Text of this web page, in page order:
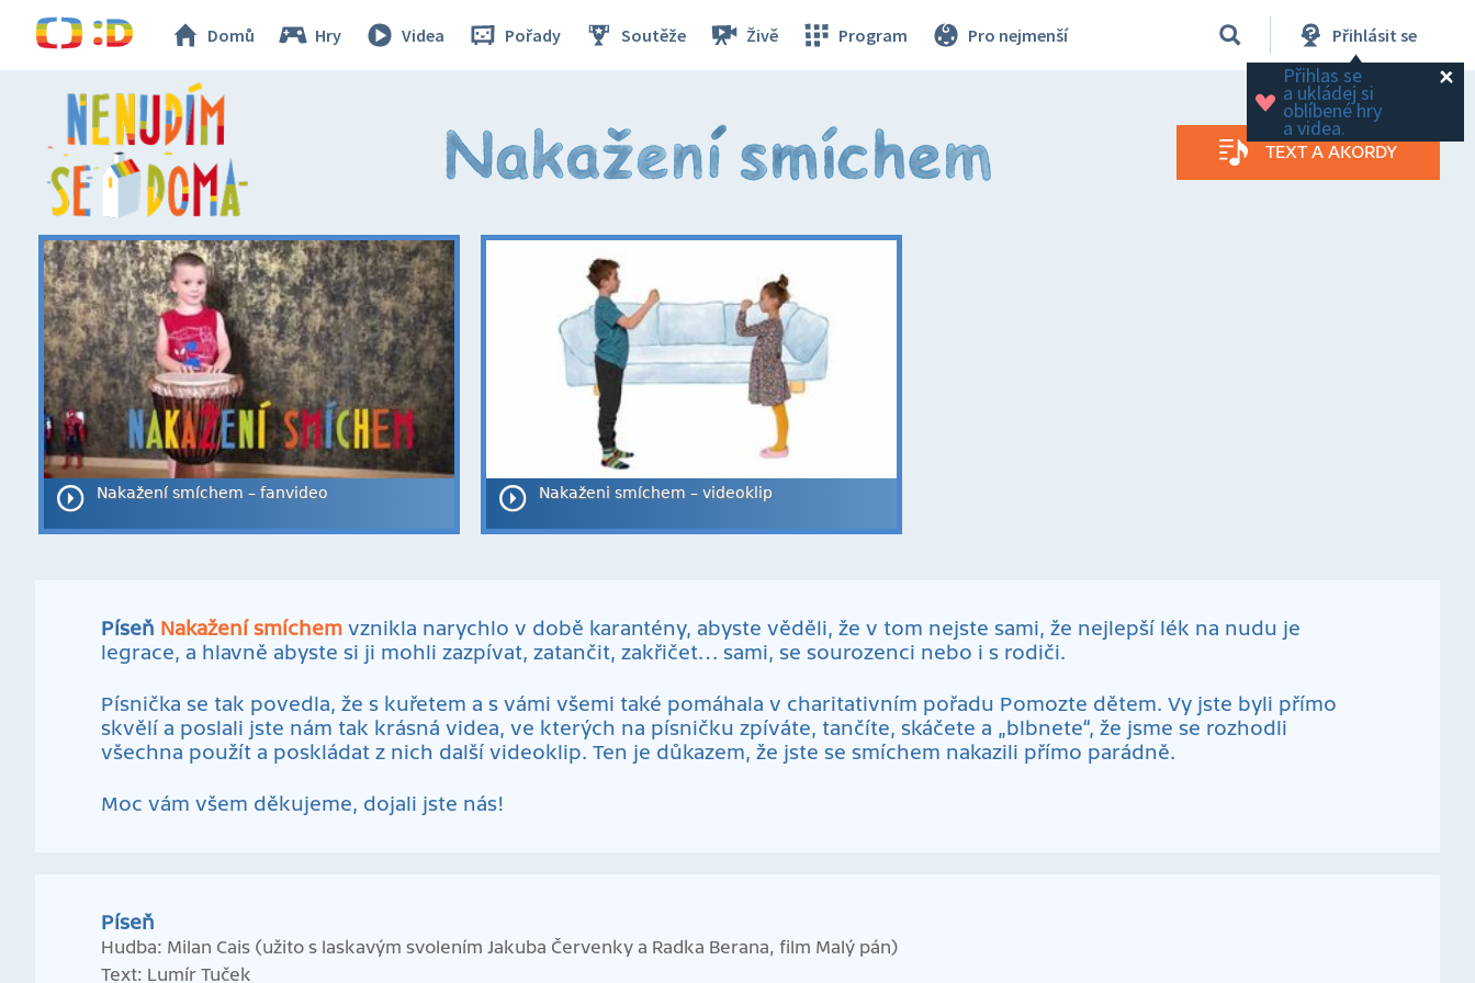
Domů Hry Videa Pořady Soutěže Živě Program Pro nejmenší Přihlásit se
Přihlas se
a ukládej si
oblíbené hry
a videa.
TEXT A AKORDY
Nakažení smíchem – fanvideo Nakaženi smíchem – videoklip
Píseň Nakažení smíchem vznikla narychlo v době karantény, abyste věděli, že v tom nejste sami, že nejlepší lék na nudu je
legrace, a hlavně abyste si ji mohli zazpívat, zatančit, zakřičet… sami, se sourozenci nebo i s rodiči.
Písnička se tak povedla, že s kuřetem a s vámi všemi také pomáhala v charitativním pořadu Pomozte dětem. Vy jste byli přímo
skvělí a poslali jste nám tak krásná videa, ve kterých na písničku zpíváte, tančíte, skáčete a „blbnete“, že jsme se rozhodli
všechna použít a poskládat z nich další videoklip. Ten je důkazem, že jste se smíchem nakazili přímo parádně.
Moc vám všem děkujeme, dojali jste nás!
Píseň
Hudba: Milan Cais (užito s laskavým svolením Jakuba Červenky a Radka Berana, film Malý pán)
Text: Lumír Tuček